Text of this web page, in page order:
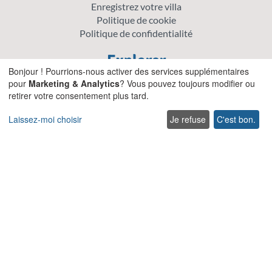
Enregistrez votre villa
Politique de cookie
Politique de confidentialité
Explorer
Offre spéciale villas
Villas traditionnelles
Villas acceptant les animaux de compagnie en Crète
Villas pour Mariages et Événements en Crète
Bonjour ! Pourrions-nous activer des services supplémentaires
pour Marketing & Analytics? Vous pouvez toujours modifier ou
retirer votre consentement plus tard.
Laissez-moi choisir
Je refuse C'est bon.